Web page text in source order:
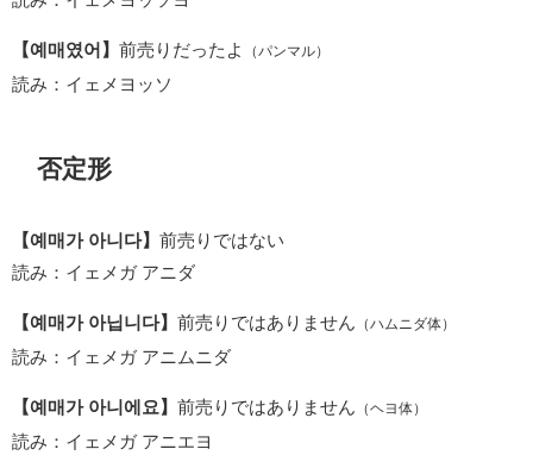
【예매였어】 前売りだったよ （パンマル）
読み：イェメヨッソ
否定形
【예매가 아니다】 前売りではない
読み：イェメガ アニダ
【예매가 아닙니다】 前売りではありません （ハムニダ体）
読み：イェメガ アニムニダ
【예매가 아니에요】 前売りではありません （ヘヨ体）
読み：イェメガ アニエヨ